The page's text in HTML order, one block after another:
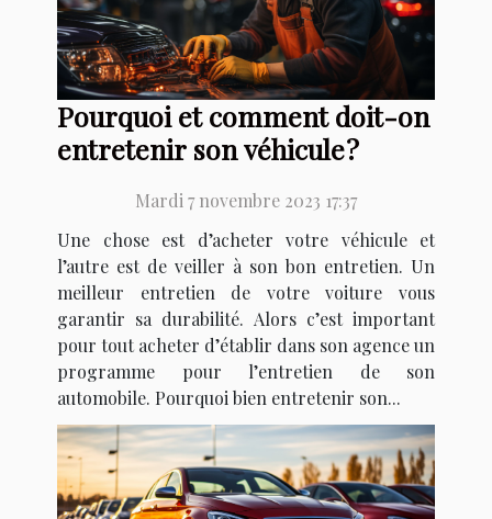
Pourquoi et comment doit-on
entretenir son véhicule ?
Mardi 7 novembre 2023 17:37
Une chose est d’acheter votre véhicule et
l’autre est de veiller à son bon entretien. Un
meilleur entretien de votre voiture vous
garantir sa durabilité. Alors c’est important
pour tout acheter d’établir dans son agence un
programme pour l’entretien de son
automobile. Pourquoi bien entretenir son...